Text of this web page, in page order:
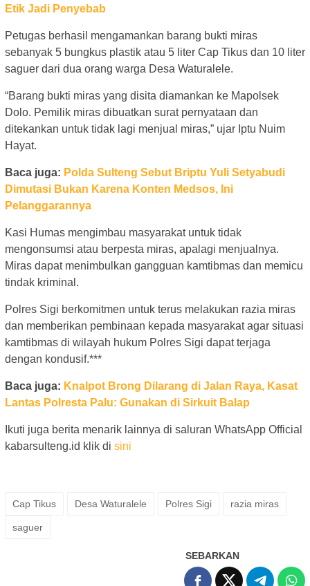
Etik Jadi Penyebab
Petugas berhasil mengamankan barang bukti miras
sebanyak 5 bungkus plastik atau 5 liter Cap Tikus dan 10 liter
saguer dari dua orang warga Desa Waturalele.
“Barang bukti miras yang disita diamankan ke Mapolsek
Dolo. Pemilik miras dibuatkan surat pernyataan dan
ditekankan untuk tidak lagi menjual miras,” ujar Iptu Nuim
Hayat.
Baca juga: Polda Sulteng Sebut Briptu Yuli Setyabudi
Dimutasi Bukan Karena Konten Medsos, Ini
Pelanggarannya
Kasi Humas mengimbau masyarakat untuk tidak
mengonsumsi atau berpesta miras, apalagi menjualnya.
Miras dapat menimbulkan gangguan kamtibmas dan memicu
tindak kriminal.
Polres Sigi berkomitmen untuk terus melakukan razia miras
dan memberikan pembinaan kepada masyarakat agar situasi
kamtibmas di wilayah hukum Polres Sigi dapat terjaga
dengan kondusif.***
Baca juga: Knalpot Brong Dilarang di Jalan Raya, Kasat
Lantas Polresta Palu: Gunakan di Sirkuit Balap
Ikuti juga berita menarik lainnya di saluran WhatsApp Official
kabarsulteng.id klik di sini
Cap Tikus Desa Waturalele Polres Sigi razia miras
saguer
SEBARKAN